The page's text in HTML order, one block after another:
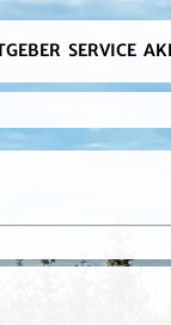
SERVICE